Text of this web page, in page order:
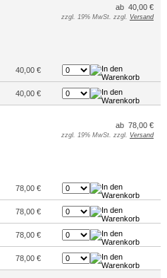
ab 40,00 €
zzgl. 19% MwSt. zzgl. Versand
40,00 €
40,00 €
ab 78,00 €
zzgl. 19% MwSt. zzgl. Versand
78,00 €
78,00 €
78,00 €
78,00 €